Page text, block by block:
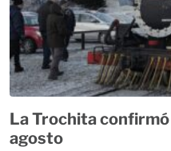
La Trochita
agosto